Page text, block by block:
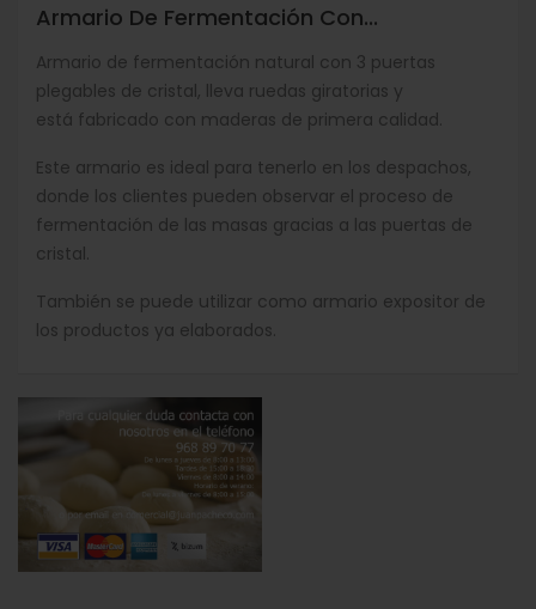
Armario De Fermentación Con...
Armario de fermentación natural con 3 puertas
plegables de cristal, lleva ruedas giratorias y
está fabricado con maderas de primera calidad.
Este armario es ideal para tenerlo en los despachos,
donde los clientes pueden observar el proceso de
fermentación de las masas gracias a las puertas de
cristal.
También se puede utilizar como armario expositor de
los productos ya elaborados.